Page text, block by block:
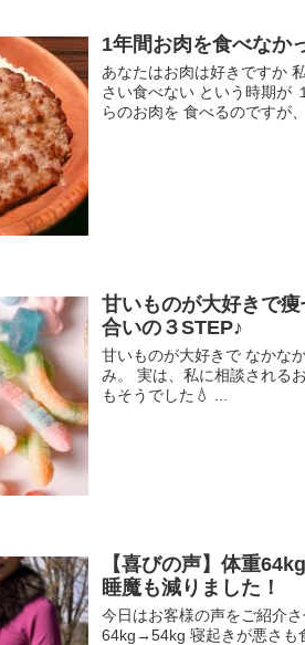
1年間お肉を食べなか
あなたはお肉は好きですか
さい食べない という時期が
らのお肉を 食べるのですが、
甘いものが大好きで
合いの３STEP♪
甘いものが大好きで なかな
み。 実は、私に相談される
もそうでした💧 ...
【喜びの声】体重
睡魔も減りました！
今日はお客様の声をご紹介
64kg→54kg 寝起きが悪さも